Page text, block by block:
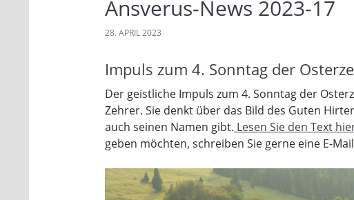
Ansverus-News 2023-17
28. APRIL 2023
Impuls zum 4. Sonntag der
Der geistliche Impuls zum 4. Sonntag der
Zehrer. Sie denkt über das Bild des Guten
auch seinen Namen gibt. Lesen Sie den Text
geben möchten, schreiben Sie gerne eine E-